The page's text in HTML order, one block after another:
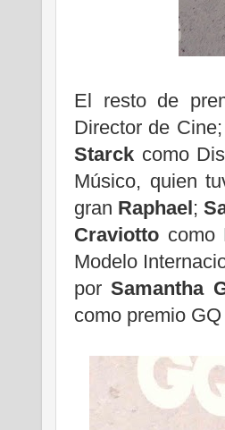
El resto de
Director de Cine;
Starck como
Músico, quien
gran Raphael;
Craviotto como
Modelo
porSamantha
como premio